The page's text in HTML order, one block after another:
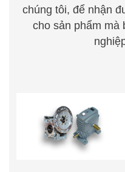
chúngtôi, để nhận
cho sản phẩm mà
HỘP GIẢM TỐC TRỤC
VÍT BÁNH VÍT